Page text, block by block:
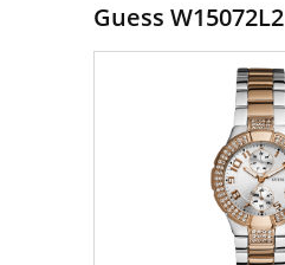
Guess W15072L2